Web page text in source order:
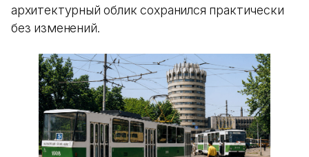
архитектурный облик сохранился практически
без изменений.